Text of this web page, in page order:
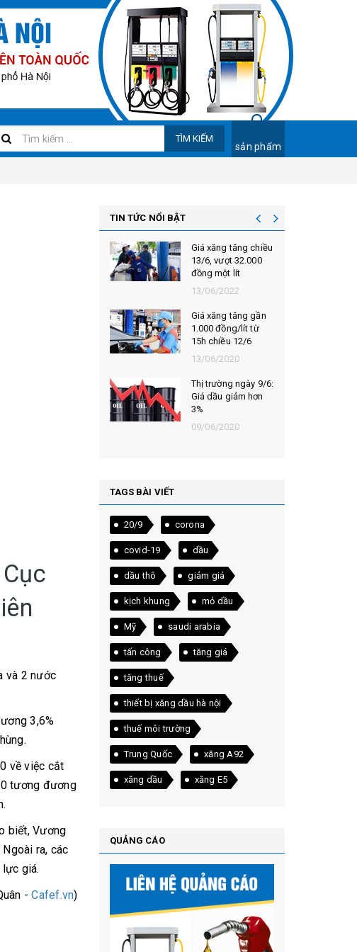
TÌM KIẾM
sản phẩm
và 2 nước
3,6%
về việc cắt
tương đương
biết, Vương
ra, các
giá.
-Cafef.vn)
TIN TỨC NỔI BẬT
Giá xăng tăng gần
900 đồng/lít kể từ
15h00 chiều 28/5
29/05/2020
Giá xăng tăng trở lại
sau chuỗi ngày
giảm liên tiếp
14/05/2020
Thị trường ngày
22/4: Giá dầu lao
dốc 43%, đường
thấp nhất 12 năm
TAGS BÀI VIẾT
20/9 corona
covid-19 dầu
dầu thô giảm giá
kịch khung mỏ dầu
Mỹ saudi arabia
tấn công tăng giá
tăng thuế
thiết bị xăng dầu hà nội
thuế môi trường
Trung Quốc xăng A92
xăng dầu xăng E5
QUẢNG CÁO